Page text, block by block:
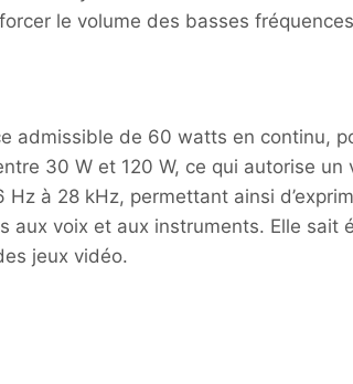
le volume des basses
admissible de 60 watts en continu,
30 W et 120 W, ce qui autorise
à 28 kHz, permettant ainsi
aux voix et aux instruments. Elle
jeux vidéo.